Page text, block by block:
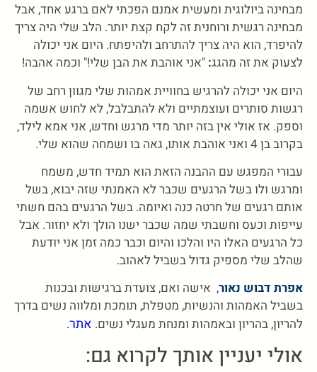
מבחינה ביולוגית ומעשית אמנם הפכתי לאם ברגע אחד, אבל
מבחינה רגשית ורוחנית זה לקח קצת יותר. הלב שלי היה צריך
להיפרד, הוא היה צריך להתרחב ולהיפתח. היום אני יכולה
לצעוק את זה מהגג: "אני אוהבת את הבן שלי!" וכמה אהבה!
היום אני יכולה להרגיש בחוויית אמהות שלי מגוון רחב של
רגשות סותרים ועוצמתיים ולא להתבלבל, לא לחוש אשמה
וספק. אז אולי אין בזה יותר מדי מרגש וחדש, אני אמא לילד,
בקרוב בן 4 ואני אוהבת אותו, גאה בו ושמחה שהוא שלי.
עבורי המפגש עם ההבנה הזאת הוא תמיד חדש, משמח
ומרגש ולו בשל הרגעים שכבר לא האמנתי שזה יבוא, בשל
אותם רגעים של חרטה כנה ואיומה. בשל הרגעים בהם חשתי
עייפות וכעס וחשבתי שמה שכבר ישנו הולך ולא יחזור. אבל
כל הרגעים האלו היו והלכו והיום וכבר כמה זמן אני יודעת
שהלב שלי מספיק גדול בשביל לאהוב.
אפרת דבוש נאור, אישה ואם, צועדת ברגישות ובכנות
בשביל האמהות והנשיות, מטפלת, תומכת ומלווה נשים בדרך
להריון, בהריון ובאמהות ומנחת מעגלי נשים. אתר.
אולי יעניין אותך לקרוא גם: